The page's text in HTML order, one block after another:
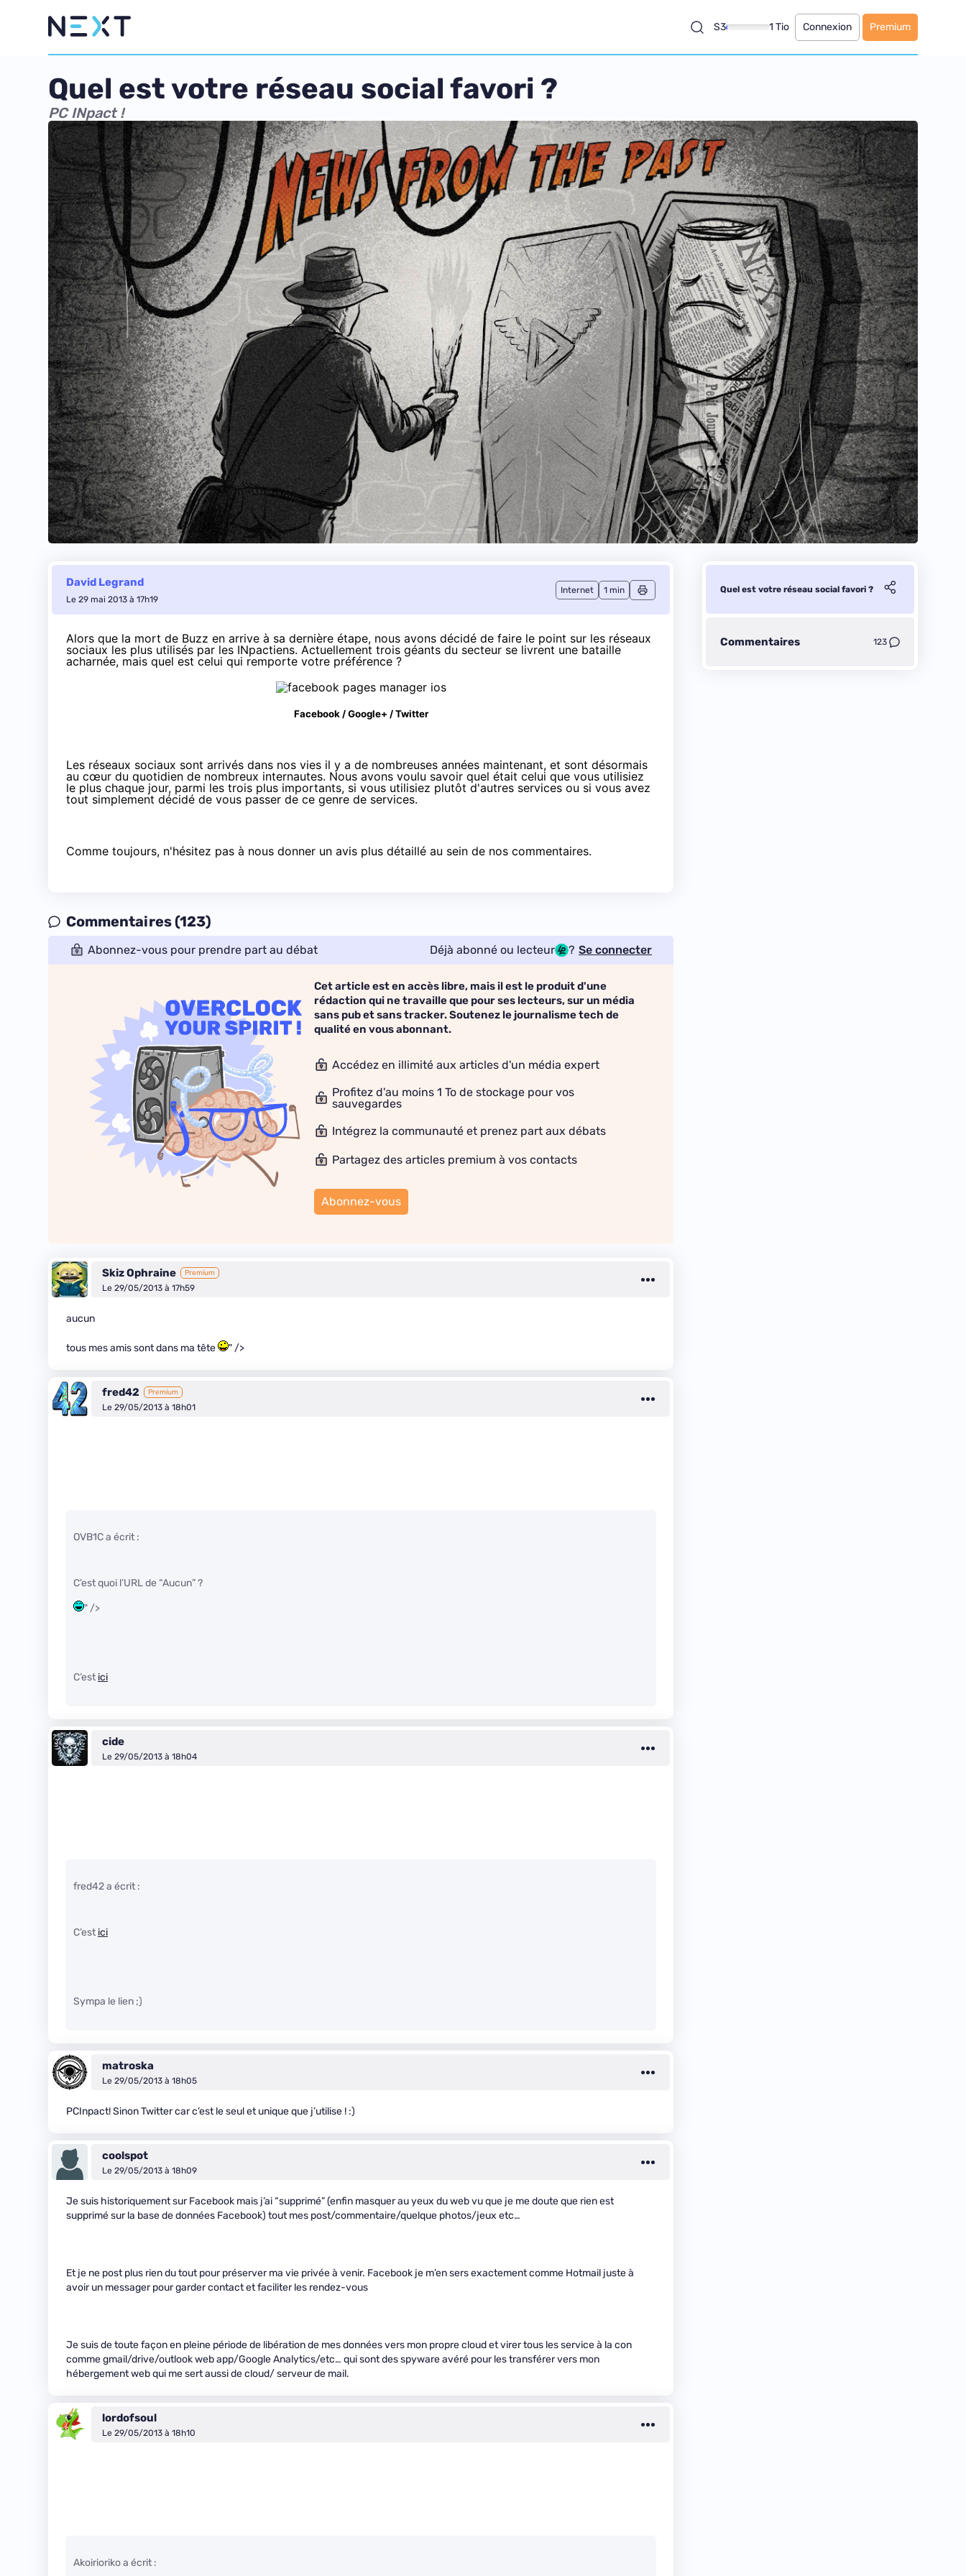
S3 1 Tio Connexion Premium
Quel est votre réseau social favori ?
PC INpact !
David Legrand
Le 29 mai 2013 à 17h19
Internet 1 min
Alors que la mort de Buzz en arrive à sa dernière étape, nous avons décidé de faire le point sur les réseaux
sociaux les plus utilisés par les INpactiens. Actuellement trois géants du secteur se livrent une bataille
acharnée, mais quel est celui qui remporte votre préférence ?
Facebook / Google+ / Twitter
Les réseaux sociaux sont arrivés dans nos vies il y a de nombreuses années maintenant, et sont désormais
au cœur du quotidien de nombreux internautes. Nous avons voulu savoir quel était celui que vous utilisiez
le plus chaque jour, parmi les trois plus importants, si vous utilisiez plutôt d'autres services ou si vous avez
tout simplement décidé de vous passer de ce genre de services.
Comme toujours, n'hésitez pas à nous donner un avis plus détaillé au sein de nos commentaires.
Commentaires (123)
Abonnez-vous pour prendre part au débat Déjà abonné ou lecteur ? Se connecter
Cet article est en accès libre, mais il est le produit d'une
rédaction qui ne travaille que pour ses lecteurs, sur un média
sans pub et sans tracker. Soutenez le journalisme tech de
qualité en vous abonnant.
Accédez en illimité aux articles d'un média expert
Profitez d'au moins 1 To de stockage pour vos
sauvegardes
Intégrez la communauté et prenez part aux débats
Partagez des articles premium à vos contacts
Abonnez-vous
Skiz Ophraine Premium
Le 29/05/2013 à 17h59
aucun
tous mes amis sont dans ma tête " />
fred42 Premium
Le 29/05/2013 à 18h01
OVB1C a écrit :
C’est quoi l’URL de “Aucun” ?
" />
C’est ici
cide
Le 29/05/2013 à 18h04
fred42 a écrit :
C’est ici
Sympa le lien ;)
matroska
Le 29/05/2013 à 18h05
PCInpact! Sinon Twitter car c’est le seul et unique que j’utilise ! :)
coolspot
Le 29/05/2013 à 18h09
Je suis historiquement sur Facebook mais j’ai “supprimé” (enfin masquer au yeux du web vu que je me doute que rien est
supprimé sur la base de données Facebook) tout mes post/commentaire/quelque photos/jeux etc…
Et je ne post plus rien du tout pour préserver ma vie privée à venir. Facebook je m’en sers exactement comme Hotmail juste à
avoir un messager pour garder contact et faciliter les rendez-vous
Je suis de toute façon en pleine période de libération de mes données vers mon propre cloud et virer tous les service à la con
comme gmail/drive/outlook web app/Google Analytics/etc… qui sont des spyware avéré pour les transférer vers mon
hébergement web qui me sert aussi de cloud/ serveur de mail.
lordofsoul
Le 29/05/2013 à 18h10
Akoirioriko a écrit :
Quel est votre réseau social favori ?
Commentaires 123